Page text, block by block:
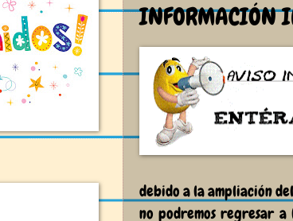
INFORMACIÓN
debido a la ampliación
no podremos regresar a